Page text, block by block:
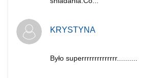
KRYSTYNA
Było superrrrrrrrrrrrrr..........